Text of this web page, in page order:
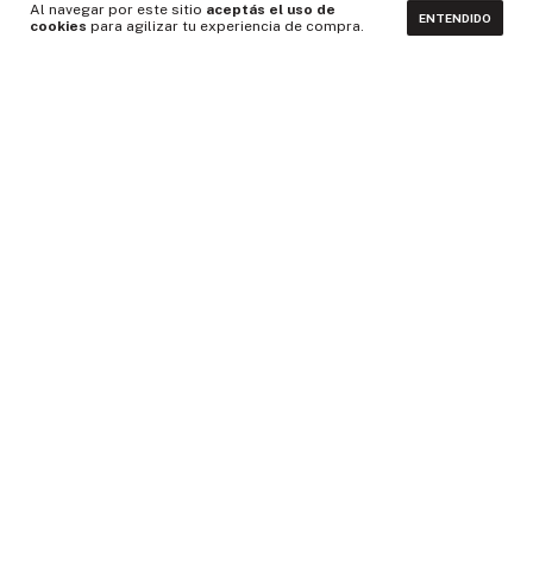
Al navegar por este sitio aceptás el uso de
cookies para agilizar tu experiencia de compra. ENTENDIDO